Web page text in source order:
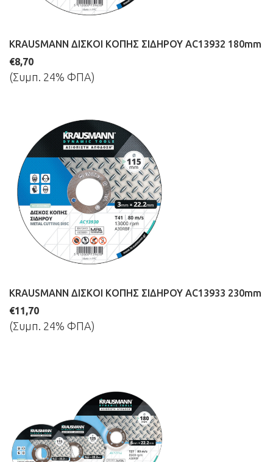
KRAUSMANN ΔΙΣΚΟΙ ΚΟΠΗΣ ΣΙΔΗΡΟΥ AC13932 180mm
€8,70
(Συμπ. 24% ΦΠΑ)
KRAUSMANN ΔΙΣΚΟΙ ΚΟΠΗΣ ΣΙΔΗΡΟΥ AC13933 230mm
€11,70
(Συμπ. 24% ΦΠΑ)